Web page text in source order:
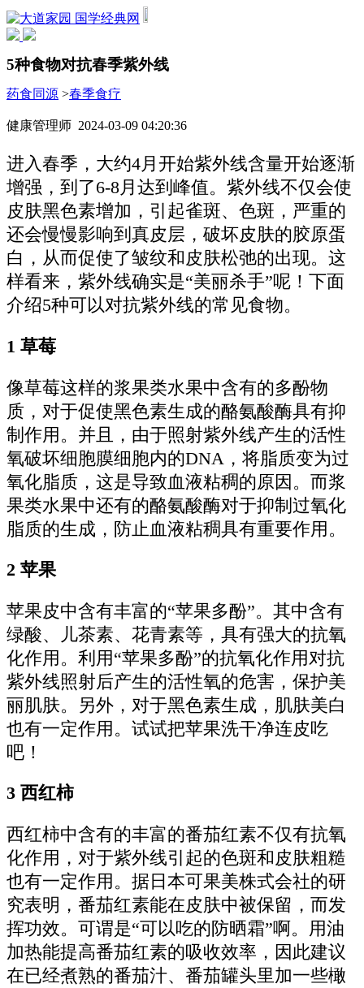
国学经典网
5种食物对抗春季紫外线
药食同源 >春季食疗
健康管理师 2024-03-09 04:20:36
进入春季，大约4月开始紫外线含量开始逐渐
增强，到了6-8月达到峰值。紫外线不仅会使
皮肤黑色素增加，引起雀斑、色斑，严重的
还会慢慢影响到真皮层，破坏皮肤的胶原蛋
白，从而促使了皱纹和皮肤松弛的出现。这
样看来，紫外线确实是“美丽杀手”呢！下面
介绍5种可以对抗紫外线的常见食物。
1 草莓
像草莓这样的浆果类水果中含有的多酚物
质，对于促使黑色素生成的酪氨酸酶具有抑
制作用。并且，由于照射紫外线产生的活性
氧破坏细胞膜细胞内的DNA，将脂质变为过
氧化脂质，这是导致血液粘稠的原因。而浆
果类水果中还有的酪氨酸酶对于抑制过氧化
脂质的生成，防止血液粘稠具有重要作用。
2 苹果
苹果皮中含有丰富的“苹果多酚”。其中含有
绿酸、儿茶素、花青素等，具有强大的抗氧
化作用。利用“苹果多酚”的抗氧化作用对抗
紫外线照射后产生的活性氧的危害，保护美
丽肌肤。另外，对于黑色素生成，肌肤美白
也有一定作用。试试把苹果洗干净连皮吃
吧！
3 西红柿
西红柿中含有的丰富的番茄红素不仅有抗氧
化作用，对于紫外线引起的色斑和皮肤粗糙
也有一定作用。据日本可果美株式会社的研
究表明，番茄红素能在皮肤中被保留，而发
挥功效。可谓是“可以吃的防晒霜”啊。用油
加热能提高番茄红素的吸收效率，因此建议
在已经煮熟的番茄汁、番茄罐头里加一些橄